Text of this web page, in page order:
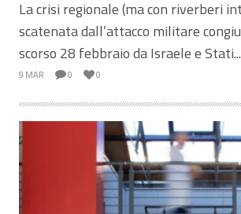
La crisi regionale (ma con riverberi
scatenata dall’attacco militare
scorso 28 febbraio da Israele e Stati...
9 MAR 0 0